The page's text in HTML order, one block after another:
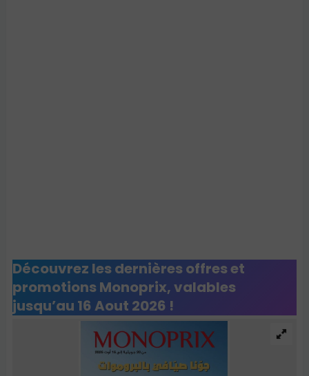
Découvrez les dernières offres et
promotions Monoprix, valables
jusqu’au 16 Aout 2026 !